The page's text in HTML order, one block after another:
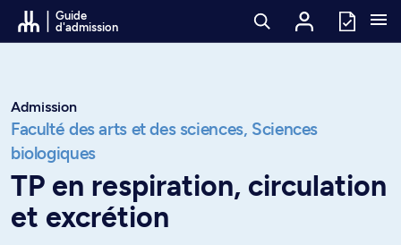
Passer au contenu
Guide
d'admission
Admission
Faculté des arts et des sciences, Sciences
biologiques
TP en respiration, circulation
et excrétion